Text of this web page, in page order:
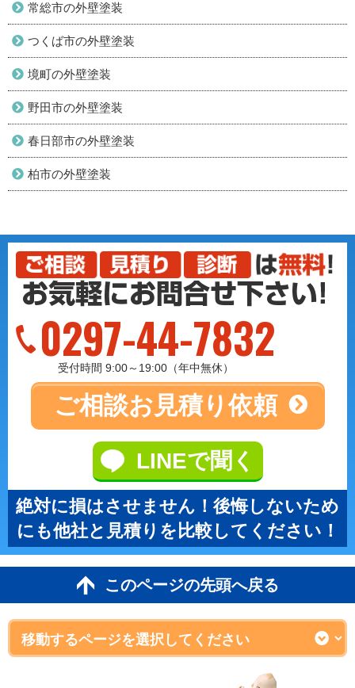
常総市の外壁塗装
つくば市の外壁塗装
境町の外壁塗装
野田市の外壁塗装
春日部市の外壁塗装
柏市の外壁塗装
0297-44-7832
受付時間 9:00～19:00（年中無休）
ご相談お見積り依頼
LINEで聞く
絶対に損はさせません！後悔しないため
にも他社と見積りを比較してください！
このページの先頭へ戻る